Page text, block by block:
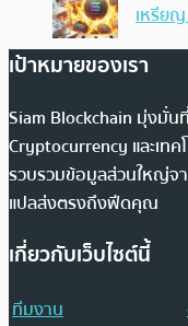
เหรีย
เป้าหมายของเรา
Siam Blockchain มุ่งมั่น
Cryptocurrency และเทค
รวบรวมข้อมูลส่วนใหญ่จา
แปลส่งตรงถึงฟีดคุณ
เกี่ยวกับเว็บไซต์นี้
ทีมงาน